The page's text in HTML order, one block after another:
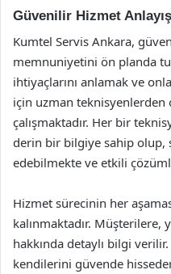
Güvenilir Hizmet
Kumtel Servis Ankara,
memnuniyetini ön planda
ihtiyaçlarını anlamak ve
için uzman
çalışmaktadır. Her bir
derin bir bilgiye sahip olup,
edebilmekte ve etkili
Hizmet sürecinin her
kalınmaktadır. Müşterilere,
hakkında detaylı bilgi
kendilerini güvende